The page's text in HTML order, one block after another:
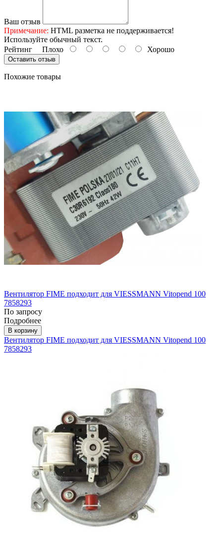
Ваш отзыв
Примечание: HTML разметка не поддерживается!
Используйте обычный текст.
Рейтинг Плохо Хорошо
Оставить отзыв
Похожие товары
Вентилятор FIME подходит для VIESSMANN Vitopend 100
7858293
По запросу
Подробнее
В корзину
Вентилятор FIME подходит для VIESSMANN Vitopend 100
7858293